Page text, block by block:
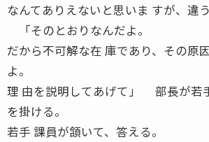
なんてありえないと思いま すが、違
「そのとおりなんだよ。
だから不可解な在 庫であり、その原
よ。
理 由を説明してあげて」 部長が若
を掛ける。
若手 課員が頷いて、答える。